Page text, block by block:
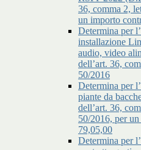
36, comma 2,
un importo
Determina per
installazione
audio, video
dell’art. 36,
50/2016
Determina per
piante da
dell’art. 36,
50/2016, per
79,05,00
Determina per